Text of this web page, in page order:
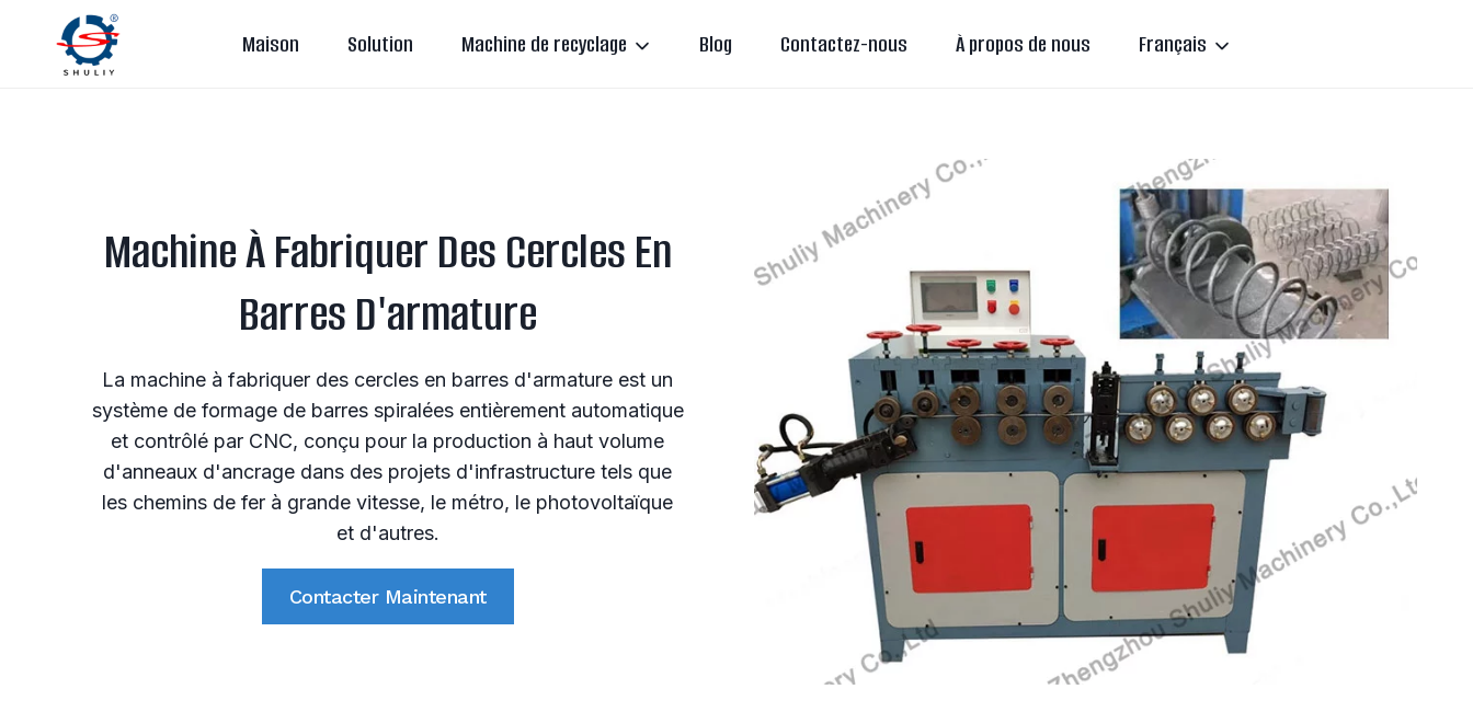
contenu
Maison Solution Machine de recyclage Blog Contactez-nous À propos de nous Français
Machine À Fabriquer Des Cercles En
Barres D'armature
La machine à fabriquer des cercles en barres d'armature est un
système de formage de barres spiralées entièrement automatique
et contrôlé par CNC, conçu pour la production à haut volume
d'anneaux d'ancrage dans des projets d'infrastructure tels que
les chemins de fer à grande vitesse, le métro, le photovoltaïque
et d'autres.
Contacter Maintenant